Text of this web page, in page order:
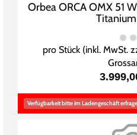
Orbea ORCA OMX 51
pro Stück (inkl. MwSt.
Verfügbarkeit bitte im Ladengeschäft